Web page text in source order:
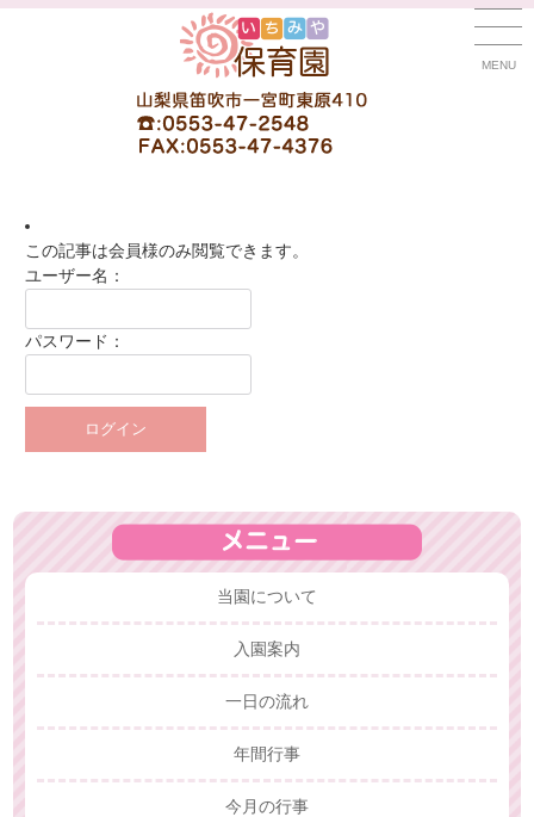
MENU
この記事は会員様のみ閲覧できます。
ユーザー名：
パスワード：
当園について
入園案内
一日の流れ
年間行事
今月の行事